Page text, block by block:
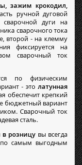
зажим крокодил,
ручной дуговой
дуги на
сварочного тока
второй - на клемму
фиксируется на
сварочный ток
по физическим
- это латунная
обеспечит крепкий
бюджетный вариант
Сварочный ток
сталь.
в розницу вы всегда
самым выгодным